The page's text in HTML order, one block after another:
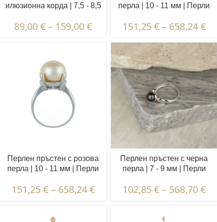
илюзионна корда | 7,5 - 8,5
перли | 15 бр.
89,00€– 159,00€
перла | 10 - 11 мм | Перли
151,25€ – 658,24€
Перлен пръстен с розова
перла | 10 - 11 мм | Перли
151,25€ – 658,24€
Перлен пръстен с черна
перла | 7 - 9 мм | Перли
102,85€ – 568,70€